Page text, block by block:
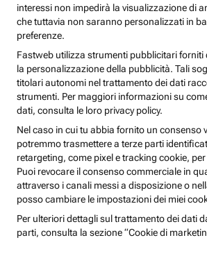
interessi non impedirà la visualizzazione di
che tuttavia non saranno personalizzati in
preferenze.
Fastweb utilizza strumenti pubblicitari forniti
la personalizzazione della pubblicità. Tali
titolari autonomi nel trattamento dei dati
strumenti. Per maggiori informazioni su
dati, consulta le loro privacy policy.
Nel caso in cui tu abbia fornito un consenso
potremmo trasmettere a terze parti
retargeting, come pixel e tracking cookie,
Puoi revocare il consenso commerciale in
attraverso i canali messi a disposizione o
posso cambiare le impostazioni dei miei
Per ulteriori dettagli sul trattamento dei dati
parti, consulta la sezione “Cookie di